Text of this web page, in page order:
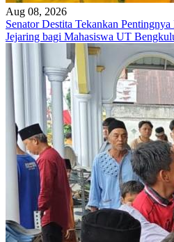
Aug 08, 2026
Senator Destita Tekankan
Jejaring bagi Mahasiswa UT